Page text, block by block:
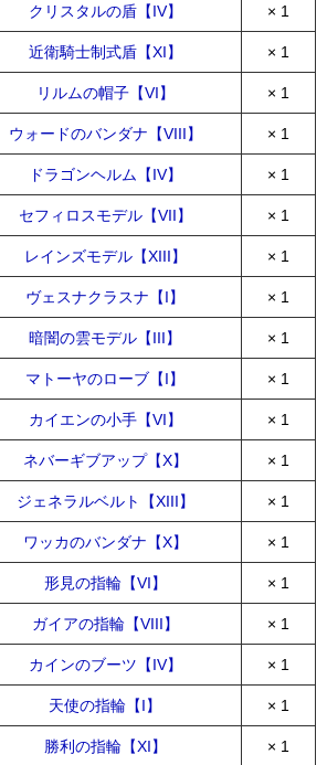
クリスタルの盾【IV】 × 1
近衛騎士制式盾【XI】 × 1
リルムの帽子【VI】 × 1
ウォードのバンダナ【VIII】 × 1
ドラゴンヘルム【IV】 × 1
セフィロスモデル【VII】 × 1
レインズモデル【XIII】 × 1
ヴェスナクラスナ【I】 × 1
暗闇の雲モデル【III】 × 1
マトーヤのローブ【I】 × 1
カイエンの小手【VI】 × 1
ネバーギブアップ【X】 × 1
ジェネラルベルト【XIII】 × 1
ワッカのバンダナ【X】 × 1
形見の指輪【VI】 × 1
ガイアの指輪【VIII】 × 1
カインのブーツ【IV】 × 1
天使の指輪【I】 × 1
勝利の指輪【XI】 × 1